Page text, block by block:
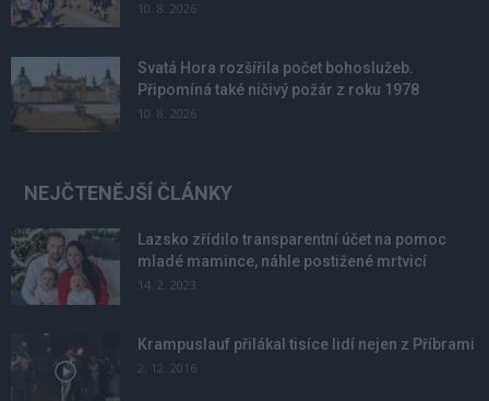
10. 8. 2026
Svatá Hora rozšířila počet bohoslužeb.
Připomíná také ničivý požár z roku 1978
10. 8. 2026
NEJČTENĚJŠÍ ČLÁNKY
Lazsko zřídilo transparentní účet na pomoc
mladé mamince, náhle postižené mrtvicí
14. 2. 2023
Krampuslauf přilákal tisíce lidí nejen z Příbrami
2. 12. 2016